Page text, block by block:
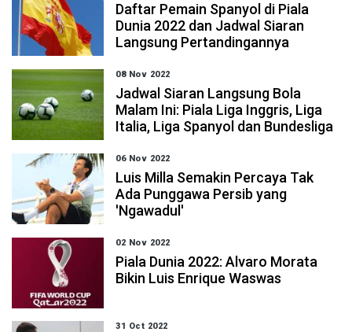
Daftar Pemain Spanyol di Piala
Dunia 2022 dan Jadwal Siaran
Langsung Pertandingannya
08 Nov 2022
Jadwal Siaran Langsung Bola
Malam Ini: Piala Liga Inggris, Liga
Italia, Liga Spanyol dan Bundesliga
06 Nov 2022
Luis Milla Semakin Percaya Tak
Ada Punggawa Persib yang
'Ngawadul'
02 Nov 2022
Piala Dunia 2022: Alvaro Morata
Bikin Luis Enrique Waswas
31 Oct 2022